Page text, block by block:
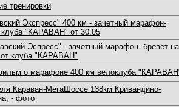
тренировки
Экспресс" 400 км - зачетный марафон-
клуба "КАРАВАН" от 30.05
Эспресс" - зачетный марафон -бревет на
клуба "КАРАВАН"
о марафоне 400 км велоклуба
Караван-МегаШоссе 138км Кривандино-
- фото